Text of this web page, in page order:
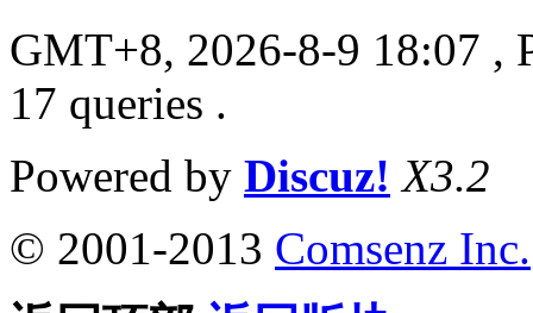
GMT+8, 2026-8-9 18:07 ,
17 queries .
Powered by Discuz! X3.2
© 2001-2013 Comsenz Inc.